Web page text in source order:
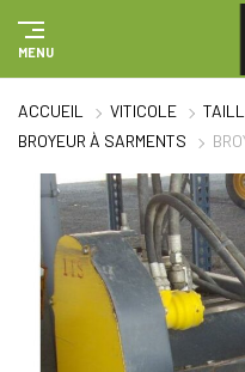
MENU
ACCUEIL VITICOLE
BROYEUR À SARMENTS
Panneau de gestion des